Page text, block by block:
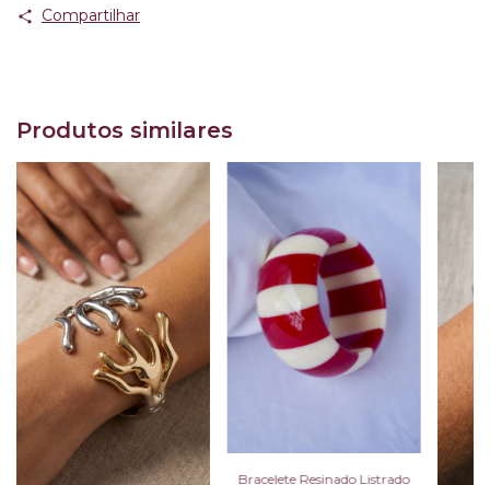
Compartilhar
Produtos similares
Bracelete Resinado Listrado